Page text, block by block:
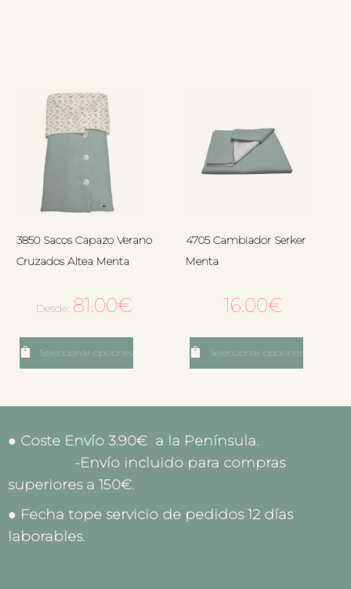
3850 Sacos Capazo Verano
Cruzados Altea Menta
Desde: 81.00€
Seleccionar opciones
4705 Cambiador Serker
Menta
16.00€
Seleccionar opciones
● Coste Envío 3.90€ a la Península.
-Envío incluido para compras
superiores a 150€.
● Fecha tope servicio de pedidos 12 días
laborables.